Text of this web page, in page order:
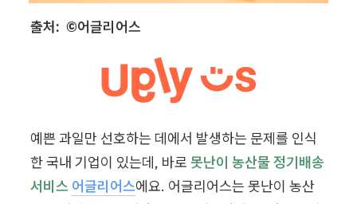
출처:  ©️어글리어스
예쁜 과일만 선호하는 데에서 발생하는 문제를 인식
한 국내 기업이 있는데, 바로 못난이 농산물 정기배송
서비스 어글리어스에요. 어글리어스는 못난이 농산